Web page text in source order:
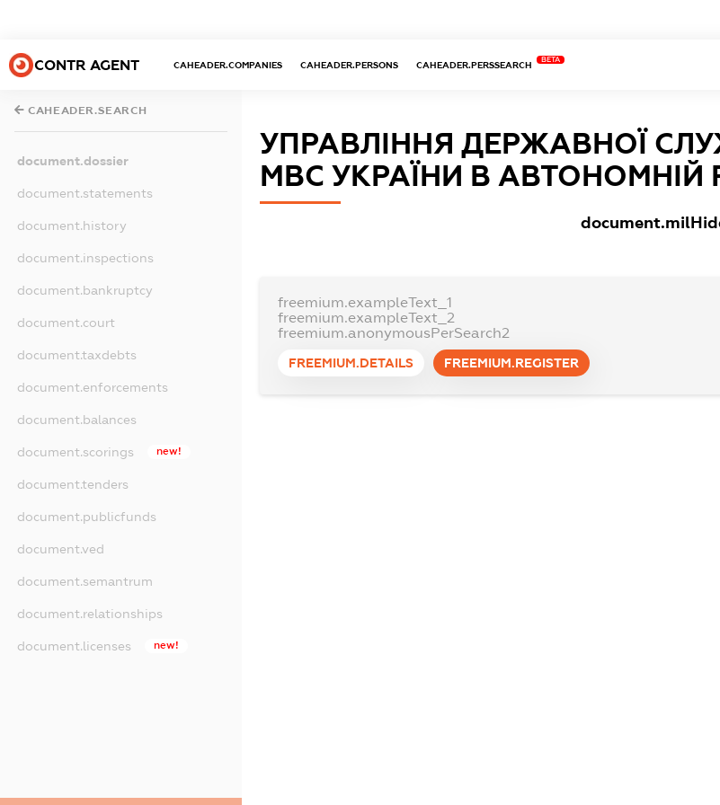
CONTR AGENT CAHEADER.COMPANIES CAHEADER.PERSONS CAHEADER.PERSSEARCH
BETA
CAHEADER.SEARCH
document.dossier
document.statements
document.history
document.inspections
document.bankruptcy
document.court
document.taxdebts
document.enforcements
document.balances
document.scorings new!
document.tenders
document.publicfunds
document.ved
document.semantrum
document.relationships
document.licenses new!
УПРАВЛІННЯ ДЕРЖАВНОЇ
МВС УКРАЇНИ В АВТОНОМНІЙ
freemium.exampleText_1
freemium.exampleText_2
freemium.anonymousPerSearch2
FREEMIUM.DETAILS FREEMIUM.REGISTER